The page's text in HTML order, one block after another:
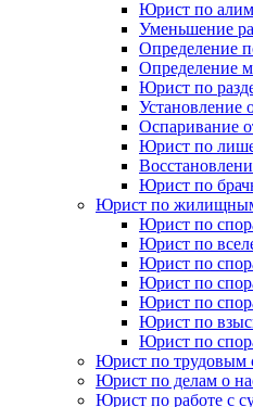
Юрист по
Уменьшение
Определение
Определение
Юрист по
Установление
Оспаривание
Юрист по
Юрист по
Юрист по
Юрист по
Юрист по
Юрист по
Юрист по
Юрист по
Юрист по
Юрист по
Юрист по трудовым
Юрист по делам о
Юрист по работе с